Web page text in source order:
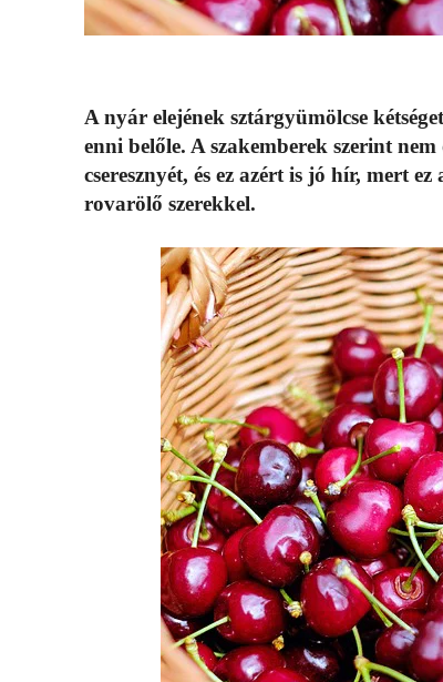
A nyár elejének sztárgyümölcse
enni belőle. A szakemberek szerint
cseresznyét, és ez azért is jó hír, mert
rovarölő szerekkel.